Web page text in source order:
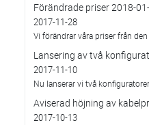
Förändrade priser 2018-
2017-11-28
Vi förändrar våra priser från
Lansering av två
2017-11-10
Nu lanserar vi två
Aviserad höjning av
2017-10-13